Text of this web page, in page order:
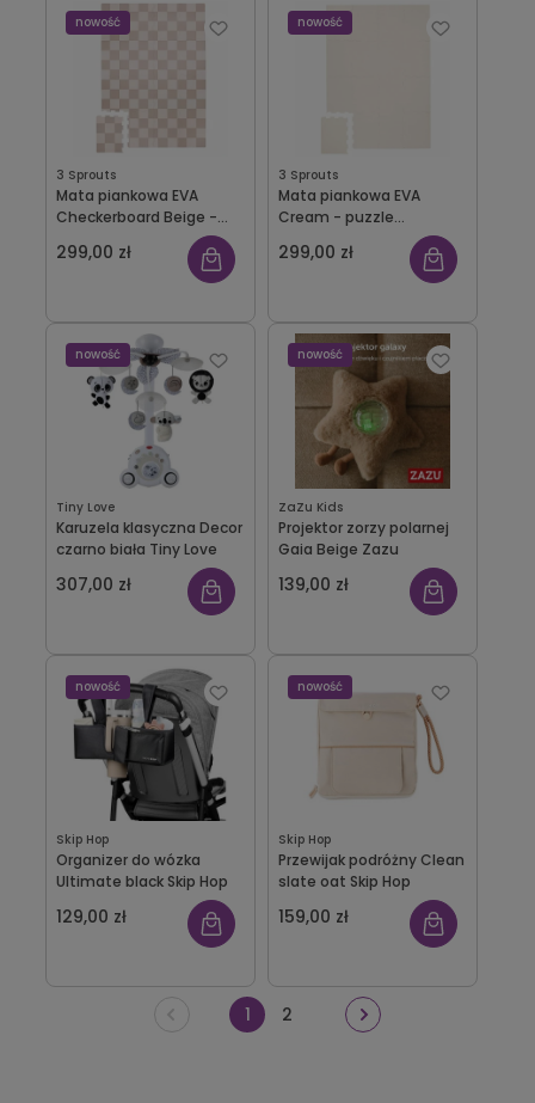
3 Sprouts
Mata piankowa EVA
Checkerboard Beige -
puzzle podłogowe 3
Sprouts
299,00 zł
nowość
3 Sprouts
Mata piankowa EVA
Cream - puzzle
podłogowe 3 Sprouts
299,00 zł
nowość
Tiny Love
Karuzela klasyczna Decor
czarno biała Tiny Love
307,00 zł
nowość
ZaZu Kids
Projektor zorzy polarnej
Gaia Beige Zazu
139,00 zł
nowość
Skip Hop
Organizer do wózka
Ultimate black Skip Hop
129,00 zł
nowość
Skip Hop
Przewijak podróżny Clean
slate oat Skip Hop
159,00 zł
nowość
1 2